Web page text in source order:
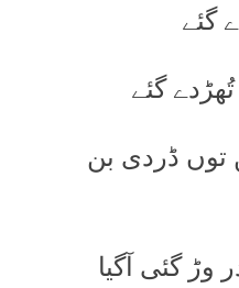
گئے
گئے
توں ڈردی بن
وڑ گئی آگیا